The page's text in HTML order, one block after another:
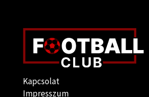
Kapcsolat
Impresszum